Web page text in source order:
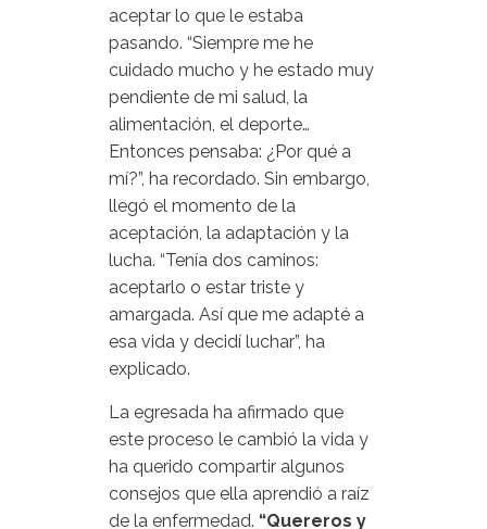
aceptar lo que le estaba
pasando. “Siempre me he
cuidado mucho y he estado muy
pendiente de mi salud, la
alimentación, el deporte…
Entonces pensaba: ¿Por qué a
mí?”, ha recordado. Sin embargo,
llegó el momento de la
aceptación, la adaptación y la
lucha. “Tenía dos caminos:
aceptarlo o estar triste y
amargada. Así que me adapté a
esa vida y decidí luchar”, ha
explicado.
La egresada ha afirmado que
este proceso le cambió la vida y
ha querido compartir algunos
consejos que ella aprendió a raíz
de la enfermedad. “Quereros y